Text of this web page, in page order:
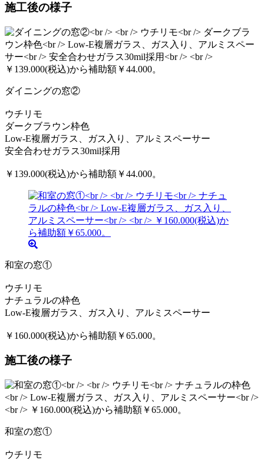
施工後の様子
ダイニングの窓②
ウチリモ
ダークブラウン枠色
Low-E複層ガラス、ガス入り、アルミスペーサー
安全合わせガラス30mil採用
￥139.000(税込)から補助額￥44.000。
和室の窓①
ウチリモ
ナチュラルの枠色
Low-E複層ガラス、ガス入り、アルミスペーサー
￥160.000(税込)から補助額￥65.000。
施工後の様子
和室の窓①
ウチリモ